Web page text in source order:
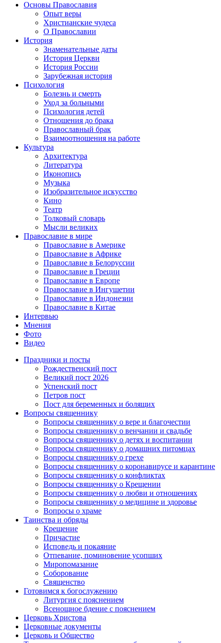
Основы Православия
Опыт веры
Христианские чудеса
О Православии
История
Знаменательные даты
История Церкви
История России
Зарубежная история
Психология
Болезнь и смерть
Уход за больными
Психология детей
Отношения до брака
Православный брак
Взаимоотношения на работе
Культура
Архитектура
Литература
Иконопись
Музыка
Изобразительное искусство
Кино
Театр
Толковый словарь
Мысли великих
Православие в мире
Православие в Америке
Православие в Африке
Православие в Белоруссии
Православие в Греции
Православие в Европе
Православие в Ингушетии
Православие в Индонезии
Православие в Китае
Интервью
Мнения
Фото
Видео
Праздники и посты
Рождественский пост
Великий пост 2026
Успенский пост
Петров пост
Пост для беременных и болящих
Вопросы священнику
Вопросы священнику о вере и благочестии
Вопросы священнику о венчании и свадьбе
Вопросы священнику о детях и воспитании
Вопросы священнику о домашних питомцах
Вопросы священнику о грехе
Вопросы священнику о коронавирусе и карантине
Вопросы священнику о конфликтах
Вопросы священнику о Крещении
Вопросы священнику о любви и отношениях
Вопросы священнику о медицине и здоровье
Вопросы о храме
Таинства и обряды
Крещение
Причастие
Исповедь и покаяние
Отпевание, поминовение усопших
Миропомазание
Соборование
Священство
Готовимся к богослужению
Литургия с пояснением
Всенощное бдение с пояснением
Церковь Христова
Церковные документы
Церковь и Общество